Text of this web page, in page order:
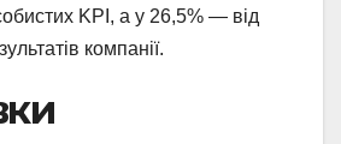
KPI, а у 26,5% — від
компанії.